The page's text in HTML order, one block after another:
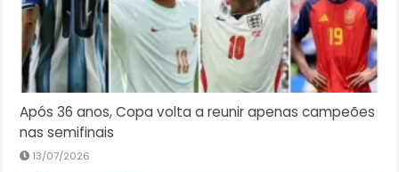
Após 36 anos, Copa volta a reunir apenas campeões
nas semifinais
13/07/2026